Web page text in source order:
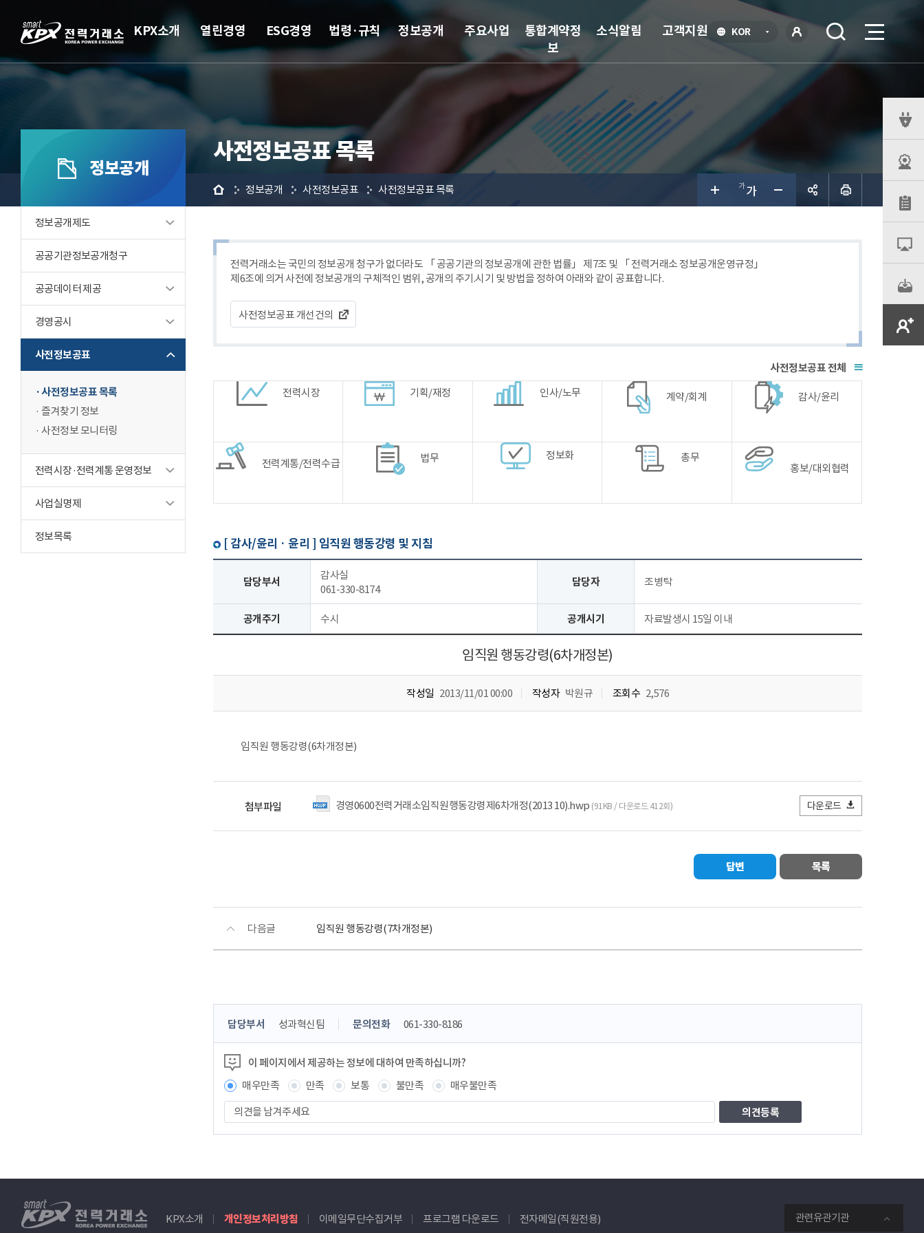
KOR언
그인
KPX소개 열린경영 ESG경영 법령·규칙 정보공개 주요사업
통합계약정
보
소식알림 고객지원
정보공개
정보공개제도
공공기관정보공개청구
공공데이터 제공
경영공시
사전정보공표
사전정보공표 목록
즐겨찾기 정보
사전정보 모니터링
전력시장·전력계통 운영정보
사업실명제
정보목록
사전정보공표 목록
홈 정보공개 사전정보공표 사전정보공표 목록
전력거래소는 국민의 정보공개 청구가 없더라도 「 공공기관의 정보공개에 관한 법률」 제7조 및 「 전력거래소 정보공개운영규정」
제6조에 의거 사전에 정보공개의 구체적인 범위, 공개의 주기.시기 및 방법을 정하여 아래와 같이 공표합니다.
사전정보공표 개선건의
전체
전력시장
기획/재정 인사/노무 계약/회계 감사/윤리
전력계통/전력수급 법무 정보화 총무
홍보/대외협력
[ 감사/윤리 · 윤리 ] 임직원 행동강령 및 지침
담당부서
감사실
061-330-8174
담당자 조병탁
공개주기 수시 공개시기 자료발생시 15일 이내
임직원 행동강령(6차개정본)
작성일 2013/11/01 00:00 작성자 박원규 조회수 2,576
임직원 행동강령(6차개정본)
첨부파일 경영0600전력거래소임직원행동강령제6차개정(2013 10).hwp (91KB / 다운로드 412회) 다운로드
답변 목록
다음글 임직원 행동강령(7차개정본)
콘
츠
정
보
책
임
자
담당부서 성과혁신팀 문의전화 061-330-8186
이 페이지에서 제공하는 정보에 대하여 만족하십니까?
매우만족
만족 보통 불만족
매우불만족
견
을
주
전
관련유관기관
KPX소개 개인정보처리방침 이메일무단수집거부 프로그램 다운로드 전자메일(직원전용)
뉴